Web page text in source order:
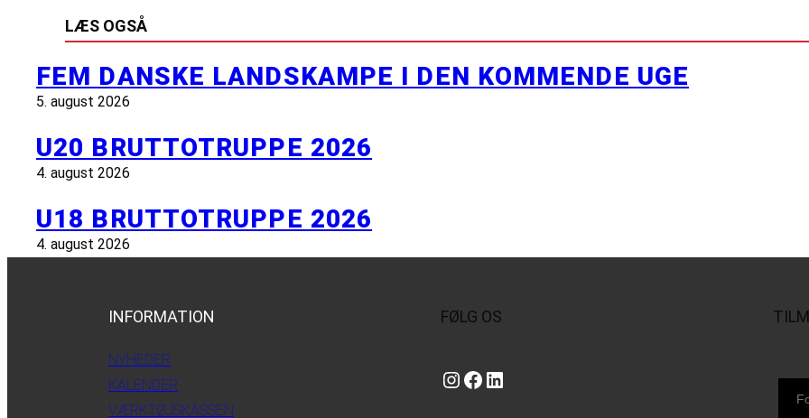
LÆS OGSÅ
FEM DANSKE LANDSKAMPE I DEN KOMMENDE UGE
5. august 2026
U20 BRUTTOTRUPPE 2026
4. august 2026
U18 BRUTTOTRUPPE 2026
4. august 2026
INFORMATION
NYHEDER
KALENDER
VÆRKTØJSKASSEN
FØLG OS
Instagram https://www.facebook.com/danishbeachvolleytour LinkedIn